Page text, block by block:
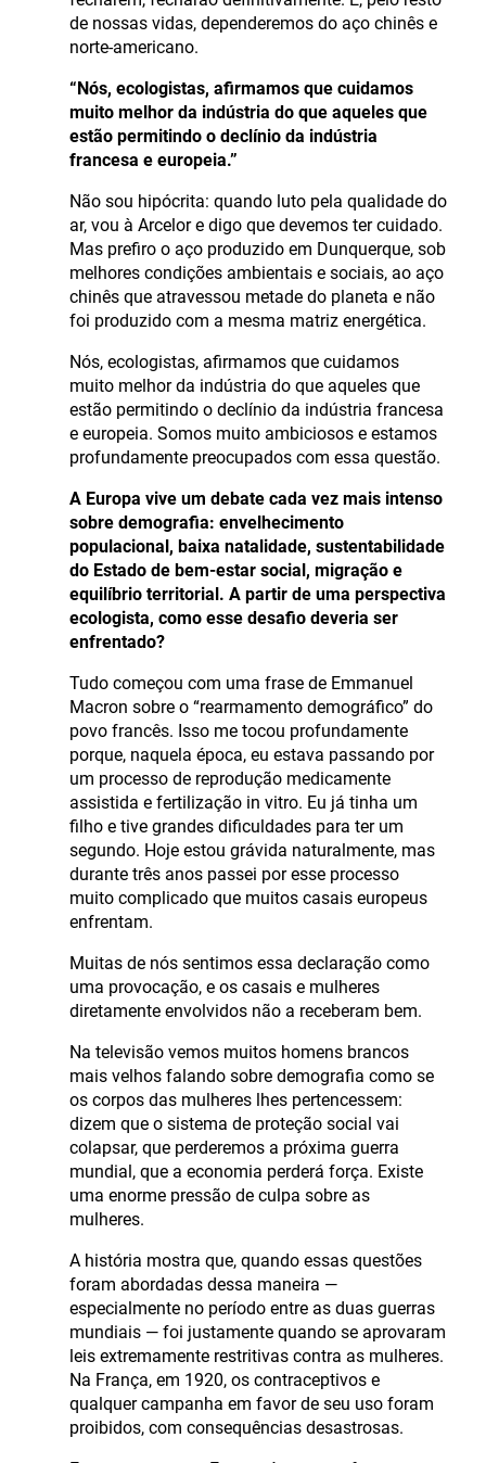
de nossas vidas, dependeremos do aço chinês e
norte-americano.
“Nós, ecologistas, afirmamos que cuidamos
muito melhor da indústria do que aqueles que
estão permitindo o declínio da indústria
francesa e europeia.”
Não sou hipócrita: quando luto pela qualidade do
ar, vou à Arcelor e digo que devemos ter cuidado.
Mas prefiro o aço produzido em Dunquerque, sob
melhores condições ambientais e sociais, ao aço
chinês que atravessou metade do planeta e não
foi produzido com a mesma matriz energética.
Nós, ecologistas, afirmamos que cuidamos
muito melhor da indústria do que aqueles que
estão permitindo o declínio da indústria francesa
e europeia. Somos muito ambiciosos e estamos
profundamente preocupados com essa questão.
A Europa vive um debate cada vez mais intenso
sobre demografia: envelhecimento
populacional, baixa natalidade, sustentabilidade
do Estado de bem-estar social, migração e
equilíbrio territorial. A partir de uma perspectiva
ecologista, como esse desafio deveria ser
enfrentado?
Tudo começou com uma frase de Emmanuel
Macron sobre o “rearmamento demográfico” do
povo francês. Isso me tocou profundamente
porque, naquela época, eu estava passando por
um processo de reprodução medicamente
assistida e fertilização in vitro. Eu já tinha um
filho e tive grandes dificuldades para ter um
segundo. Hoje estou grávida naturalmente, mas
durante três anos passei por esse processo
muito complicado que muitos casais europeus
enfrentam.
Muitas de nós sentimos essa declaração como
uma provocação, e os casais e mulheres
diretamente envolvidos não a receberam bem.
Na televisão vemos muitos homens brancos
mais velhos falando sobre demografia como se
os corpos das mulheres lhes pertencessem:
dizem que o sistema de proteção social vai
colapsar, que perderemos a próxima guerra
mundial, que a economia perderá força. Existe
uma enorme pressão de culpa sobre as
mulheres.
A história mostra que, quando essas questões
foram abordadas dessa maneira —
especialmente no período entre as duas guerras
mundiais — foi justamente quando se aprovaram
leis extremamente restritivas contra as mulheres.
Na França, em 1920, os contraceptivos e
qualquer campanha em favor de seu uso foram
proibidos, com consequências desastrosas.